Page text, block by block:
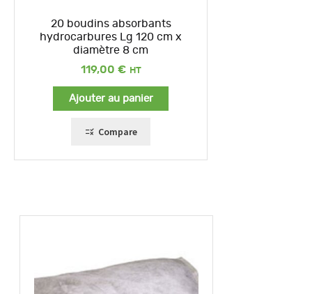
20 boudins absorbants
hydrocarbures Lg 120 cm x
diamètre 8 cm
119,00 €
Ajouter au panier
Compare